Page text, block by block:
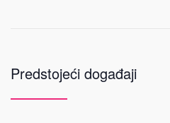
Predstojeći događaji